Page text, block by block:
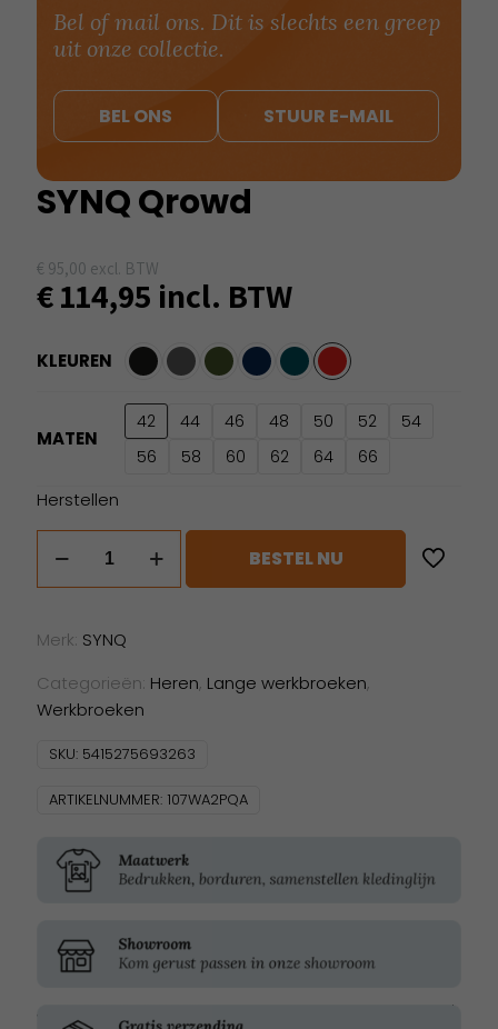
Bel of mail ons. Dit is slechts een greep
uit onze collectie.
BEL ONS STUUR E-MAIL
SYNQ Qrowd
€ 95,00 excl. BTW
€114,95 incl. BTW
KLEUREN
MATEN
42 44 46 48 50 52
54
56
58 60 62 64 66
Herstellen
aantal
BESTEL NU
Merk: SYNQ
Categorieën: Heren, Lange werkbroeken,
Werkbroeken
SKU: 5415275693263
ARTIKELNUMMER: 107WA2PQA